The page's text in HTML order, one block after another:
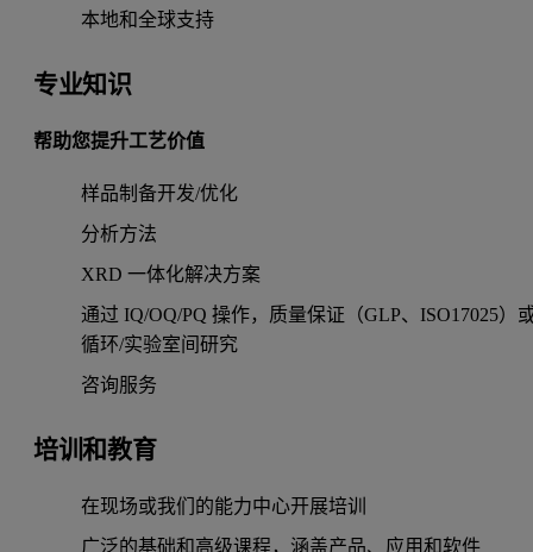
本地和全球支持
专业知识
帮助您提升工艺价值
样品制备开发/优化
分析方法
XRD 一体化解决方案
通过 IQ/OQ/PQ 操作，质量保证（GLP、ISO17025）
循环/实验室间研究
咨询服务
培训和教育
在现场或我们的能力中心开展培训
广泛的基础和高级课程，涵盖产品、应用和软件